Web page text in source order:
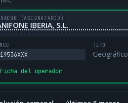
(ASIGNATARIO)
IBERIA, S.L.
TIPO
Geográfico
del operador